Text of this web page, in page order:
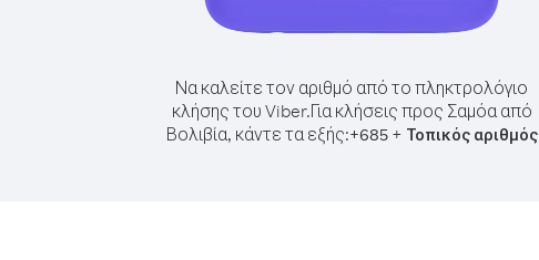
Να καλείτε τον αριθμό από το πληκτρολόγιο
κλήσης του Viber.Για κλήσεις προς Σαμόα από
Βολιβία, κάντε τα εξής:+685+ Τοπικός αριθμός